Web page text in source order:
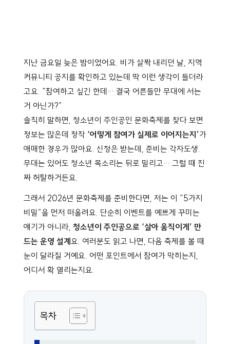
지난 금요일 늦은 밤이었어요. 비가 살짝 내리던 날, 지역
커뮤니티 공지를 확인하고 있는데 딱 이런 생각이 들더라
고요. “참여하고 싶긴 한데… 결국 어른들만 무대에 서는
거 아닌가?”
솔직히 말하면, 청소년이 주인공인 문화축제를 찾다 보면
정보는 많은데 정작 ‘어떻게 참여가 실제로 이어지는지’가
애매한 경우가 많아요. 신청은 받는데, 준비는 각자도생.
무대는 있어도 청소년 목소리는 뒤로 밀리고… 그럴 때 진
짜 허탈하거든요.
그래서 2026년 문화축제를 준비한다면, 저는 이 “5가지
비밀”을 먼저 떠올려요. 단순히 이벤트를 예쁘게 꾸미는
얘기가 아니라, 청소년이 주인공으로 ‘살아 움직이게’ 만
드는 운영 설계 요. 여러분도 읽고 나면, 다음 축제를 볼 때
눈이 달라질 거예요. 어떤 포인트에서 참여가 막히는지,
어디서 확 열리는지요.
목차